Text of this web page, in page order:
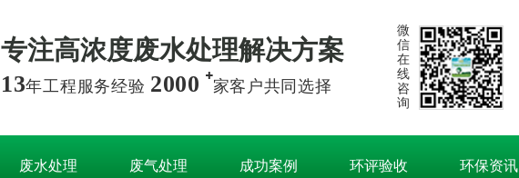
专注高浓度废水处理解决方案
13年工程服务经验 2000 家客户共同选择
微
信
在
线
咨
询
废水处理 废气处理 成功案例 环评验收 环保资讯